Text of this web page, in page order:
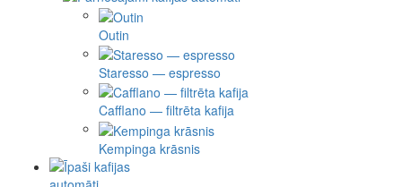
Outin
Staresso — espresso
Cafflano — filtrēta kafija
Kempinga krāsnis